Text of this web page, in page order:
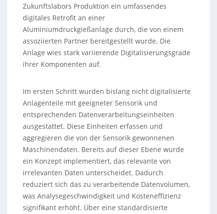
Zukunftslabors Produktion ein umfassendes
digitales Retrofit an einer
Aluminiumdruckgießanlage durch, die von einem
assoziierten Partner bereitgestellt wurde. Die
Anlage wies stark variierende Digitalisierungsgrade
ihrer Komponenten auf.
Im ersten Schritt wurden bislang nicht digitalisierte
Anlagenteile mit geeigneter Sensorik und
entsprechenden Datenverarbeitungseinheiten
ausgestattet. Diese Einheiten erfassen und
aggregieren die von der Sensorik gewonnenen
Maschinendaten. Bereits auf dieser Ebene wurde
ein Konzept implementiert, das relevante von
irrelevanten Daten unterscheidet. Dadurch
reduziert sich das zu verarbeitende Datenvolumen,
was Analysegeschwindigkeit und Kosteneffizienz
signifikant erhöht. Über eine standardisierte